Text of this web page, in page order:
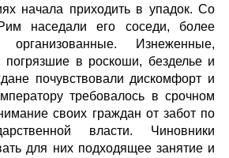
начала приходить в упадок. Со
наседали его соседи, более
Изнеженные,
в роскоши, безделье и
почувствовали дискомфорт и
требовалось в срочном
своих граждан от забот по
власти. Чиновники
для них подходящее занятие и